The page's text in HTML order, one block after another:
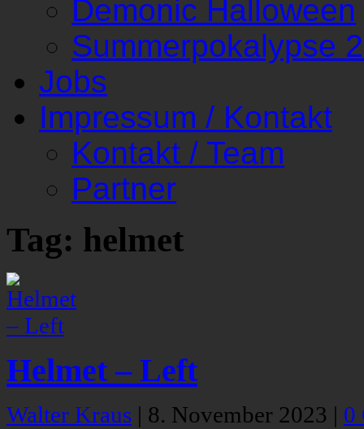
Demonic Halloween
Summerpokalypse
Jobs
Impressum / Kontakt
Kontakt / Team
Partner
Tag: helmet
Helmet – Left
Walter Kraus | 8. November 2023 | 0